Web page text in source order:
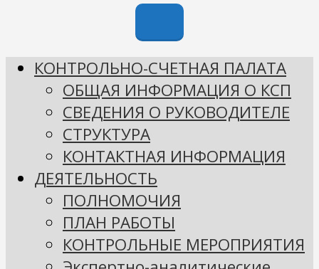
КОНТРОЛЬНО-СЧЕТНАЯ ПАЛАТА
ОБЩАЯ ИНФОРМАЦИЯ О КСП
СВЕДЕНИЯ О РУКОВОДИТЕЛЕ
СТРУКТУРА
КОНТАКТНАЯ ИНФОРМАЦИЯ
ДЕЯТЕЛЬНОСТЬ
ПОЛНОМОЧИЯ
ПЛАН РАБОТЫ
КОНТРОЛЬНЫЕ МЕРОПРИЯТИЯ